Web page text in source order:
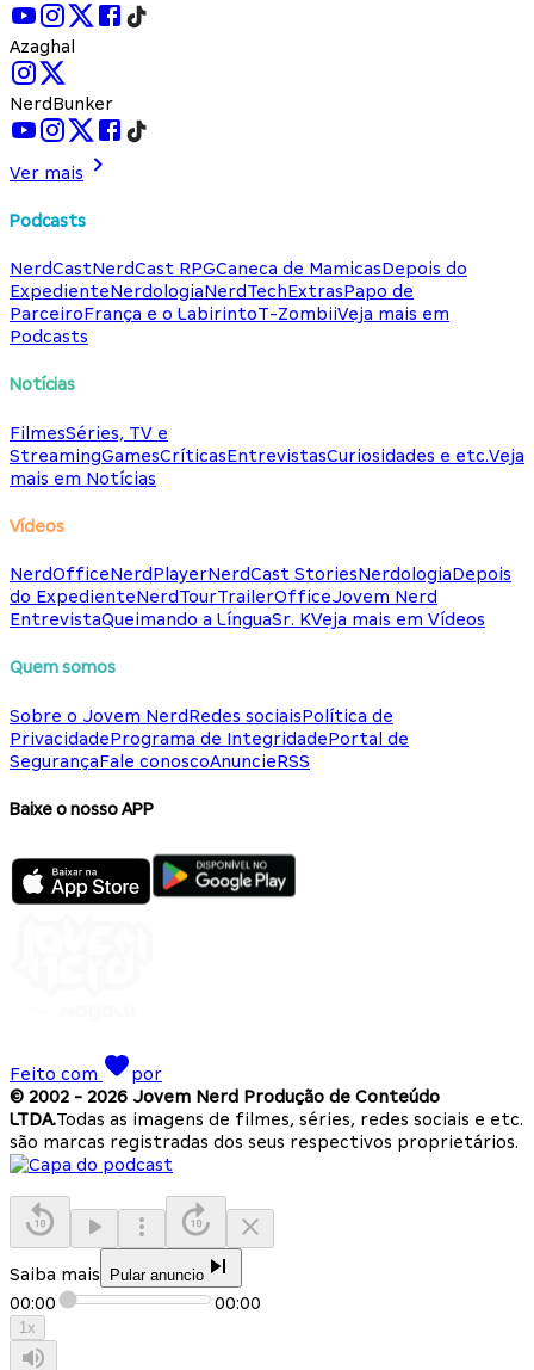
Azaghal
NerdBunker
Ver mais
Podcasts
NerdCastNerdCast RPGCaneca de MamicasDepois do
ExpedienteNerdologiaNerdTechExtrasPapo de
ParceiroFrança e o LabirintoT-ZombiiVeja mais em
Podcasts
Notícias
FilmesSéries, TV e
StreamingGamesCríticasEntrevistasCuriosidades e etc.Veja
mais em Notícias
Vídeos
NerdOfficeNerdPlayerNerdCast StoriesNerdologiaDepois
do ExpedienteNerdTourTrailerOfficeJovem Nerd
EntrevistaQueimando a LínguaSr. KVeja mais em Vídeos
Quem somos
Sobre o Jovem NerdRedes sociaisPolítica de
PrivacidadePrograma de IntegridadePortal de
SegurançaFale conoscoAnuncieRSS
Baixe o nosso APP
Feito com
por
© 2002 - 2026 Jovem Nerd Produção de Conteúdo
LTDA.Todas as imagens de filmes, séries, redes sociais e etc.
são marcas registradas dos seus respectivos proprietários.
Saiba mais Pular anuncio
00:00 00:00
1x